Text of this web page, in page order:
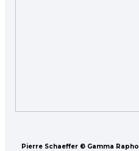
Pierre Schaeffer © Gamma Rapho